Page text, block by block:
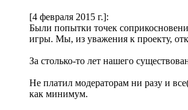
[4 февраля 2015 г.]:
Были попытки точек
игры. Мы, из уважения к проекту,
За столько-то лет нашего
Не платил модераторам ни разу и
как минимум.